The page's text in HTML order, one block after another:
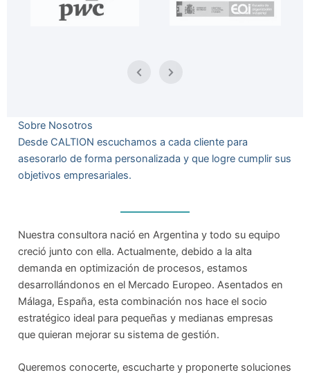
Sobre Nosotros
Desde CALTION escuchamos a cada cliente para
asesorarlo de forma personalizada y que logre cumplir sus
objetivos empresariales.
Nuestra consultora nació en Argentina y todo su equipo
creció junto con ella. Actualmente, debido a la alta
demanda en optimización de procesos, estamos
desarrollándonos en el Mercado Europeo. Asentados en
Málaga, España, esta combinación nos hace el socio
estratégico ideal para pequeñas y medianas empresas
que quieran mejorar su sistema de gestión.
Queremos conocerte, escucharte y proponerte soluciones